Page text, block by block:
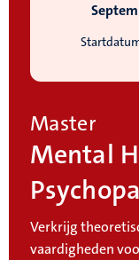
Master
Mental
Verkrijg
vaardigheden